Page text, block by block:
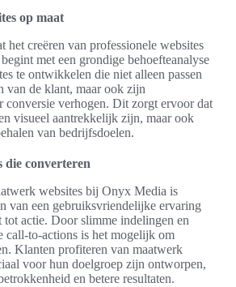
op maat
het creëren van professionele websites
met een grondige behoefteanalyse
te ontwikkelen die niet alleen passen
van de klant, maar ook zijn
conversie verhogen. Dit zorgt ervoor dat
visueel aantrekkelijk zijn, maar ook
van bedrijfsdoelen.
die converteren
websites bij Onyx Media is
van een gebruiksvriendelijke ervaring
tot actie. Door slimme indelingen en
call-to-actions is het mogelijk om
Klanten profiteren van maatwerk
voor hun doelgroep zijn ontworpen,
en betere resultaten.